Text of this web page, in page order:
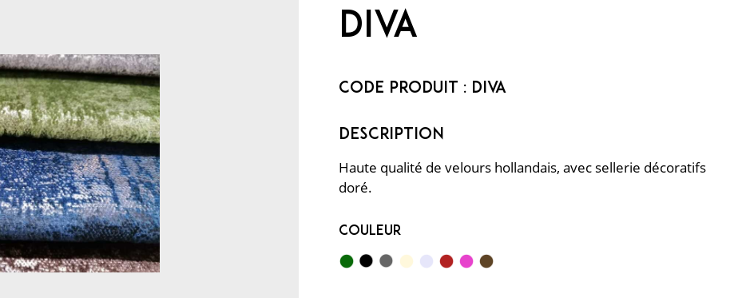
DIVA
Code Produit : DIVA
Haute qualité de velours hollandais, avec sellerie décoratifs
doré.
Couleur